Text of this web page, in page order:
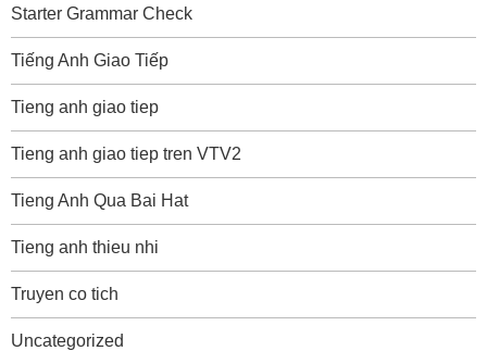
Starter Grammar Check
Tiếng Anh Giao Tiếp
Tieng anh giao tiep
Tieng anh giao tiep tren VTV2
Tieng Anh Qua Bai Hat
Tieng anh thieu nhi
Truyen co tich
Uncategorized